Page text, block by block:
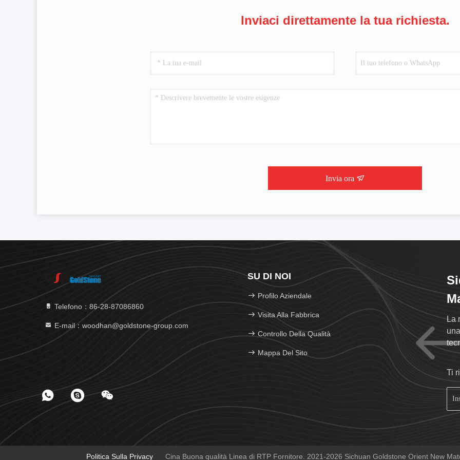
Inviaci direttamente la tua richiesta.
Invia ora
Telefono：86-28-87086860
E-mail：woodhan@goldstone-group.com
SU DI NOI
Profilo Aziendale
Visita Alla Fabbrica
Controllo Della Qualità
Mappa Del Sito
La
Ti
Politica Sulla Privacy Cina Buona qualità Linea di RTP Fornitore. 2021-2026 Sichuan Goldstone Orient New